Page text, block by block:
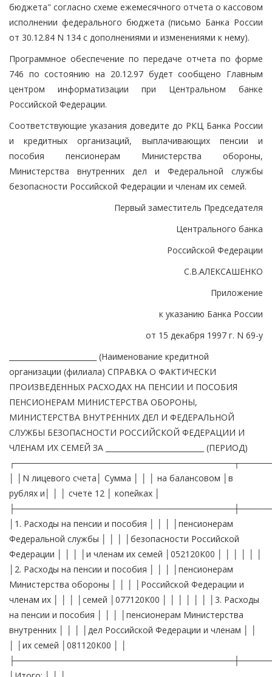
бюджета" согласно схеме ежемесячного отчета о кассовом
исполнении федерального бюджета (письмо Банка России
от 30.12.84 N 134 с дополнениями и изменениями к нему).
Программное обеспечение по передаче отчета по форме
746 по состоянию на 20.12.97 будет сообщено Главным
центром информатизации при Центральном банке
Российской Федерации.
Соответствующие указания доведите до РКЦ Банка России
и кредитных организаций, выплачивающих пенсии и
пособия пенсионерам Министерства обороны,
Министерства внутренних дел и Федеральной службы
безопасности Российской Федерации и членам их семей.
Первый заместитель Председателя
Центрального банка
Российской Федерации
С.В.АЛЕКСАШЕНКО
Приложение
к указанию Банка России
от 15 декабря 1997 г. N 69-у
________________________ (Наименование кредитной
организации (филиала) СПРАВКА О ФАКТИЧЕСКИ
ПРОИЗВЕДЕННЫХ РАСХОДАХ НА ПЕНСИИ И ПОСОБИЯ
ПЕНСИОНЕРАМ МИНИСТЕРСТВА ОБОРОНЫ,
МИНИСТЕРСТВА ВНУТРЕННИХ ДЕЛ И ФЕДЕРАЛЬНОЙ
СЛУЖБЫ БЕЗОПАСНОСТИ РОССИЙСКОЙ ФЕДЕРАЦИИ И
ЧЛЕНАМ ИХ СЕМЕЙ ЗА ___________________________ (ПЕРИОД)
│ │N лицевого счета│ Сумма │ │ │ на балансовом │в
рублях и│ │ │ счете 12 │ копейках │
│1. Расходы на пенсии и пособия │ │ │ │пенсионерам
Федеральной службы │ │ │ │безопасности Российской
Федерации │ │ │ │и членам их семей │052120К00 │ │ │ │ │ │
│2. Расходы на пенсии и пособия │ │ │ │пенсионерам
Министерства обороны │ │ │ │Российской Федерации и
членам их │ │ │ │семей │077120К00 │ │ │ │ │ │ │3. Расходы
на пенсии и пособия │ │ │ │пенсионерам Министерства
внутренних │ │ │ │дел Российской Федерации и членам │ │
│ │их семей │081120К00 │ │